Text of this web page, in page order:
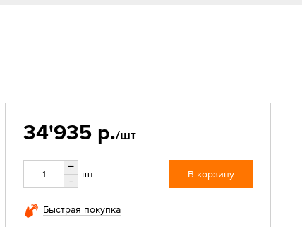
34'935 р./шт
+
-
шт В корзину
Быстрая покупка